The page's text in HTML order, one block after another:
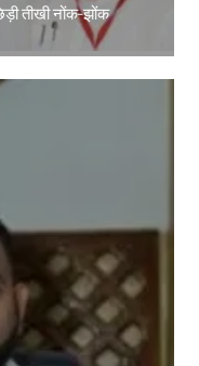
तीखी नोंक-झोंक